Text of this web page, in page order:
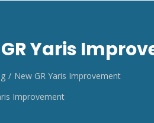
Yaris
New GR Yaris Improvement
Improvement